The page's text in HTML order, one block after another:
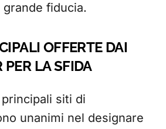
fiducia.
OFFERTE DAI
LA SFIDA
siti di
unanimi nel designare